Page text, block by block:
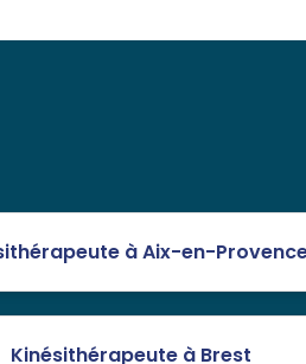
à Aix-en-
Kinésithérapeute à Brest